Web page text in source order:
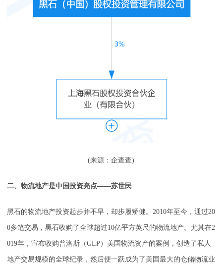
(来源：企查查)
二、物流地产是中国投资亮点——苏世民
黑石的物流地产投资起步并不早，却步履矫健。2010年至今，通过20
0多笔交易，黑石收购了全球超过10亿平方英尺的物流地产。尤其在2
019年，宣布收购普洛斯（GLP）美国物流资产的案例，创造了私人
地产交易规模的全球纪录，然后便一跃成为了美国最大的仓储物流业